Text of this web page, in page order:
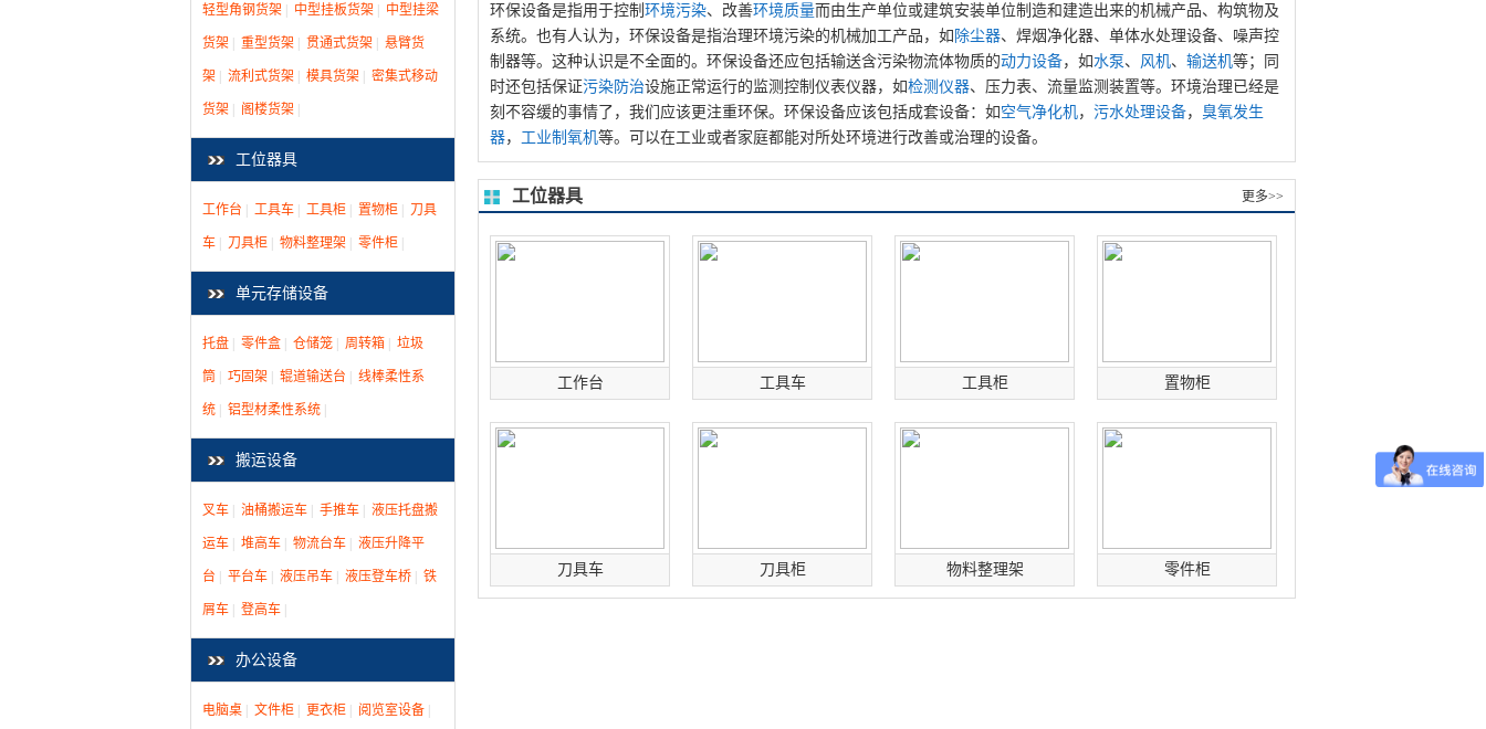
轻型角钢货架 中型挂板货架 中型挂梁
货架 重型货架 贯通式货架 悬臂货
架 流利式货架 模具货架 密集式移动
货架 阁楼货架
工位器具
工作台 工具车 工具柜 置物柜 刀具
车 刀具柜 物料整理架 零件柜
单元存储设备
托盘 零件盒 仓储笼 周转箱 垃圾
筒 巧固架 辊道输送台 线棒柔性系
统 铝型材柔性系统
搬运设备
叉车 油桶搬运车 手推车 液压托盘搬
运车 堆高车 物流台车 液压升降平
台 平台车 液压吊车 液压登车桥 铁
屑车 登高车
办公设备
电脑桌 文件柜 更衣柜 阅览室设备
环保设备是指用于控制环境污染、改善环境质量而由生产单位或建筑安装单位制造和建造出来的机械产品、构筑物及
系统。也有人认为，环保设备是指治理环境污染的机械加工产品，如除尘器、焊烟净化器、单体水处理设备、噪声控
制器等。这种认识是不全面的。环保设备还应包括输送含污染物流体物质的动力设备，如水泵、 风机、 输送机等；同
时还包括保证污染防治设施正常运行的监测控制仪表仪器，如检测仪器、压力表、流量监测装置等。环境治理已经是
刻不容缓的事情了，我们应该更注重环保。环保设备应该包括成套设备：如空气净化机， 污水处理设备， 臭氧发生
器， 工业制氧机等。可以在工业或者家庭都能对所处环境进行改善或治理的设备。
工位器具 更多>>
工作台 工具车 工具柜 置物柜
刀具车 刀具柜 物料整理架 零件柜